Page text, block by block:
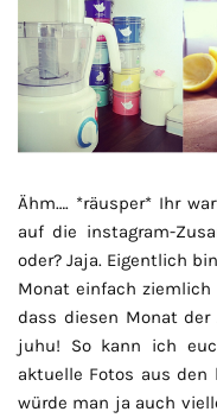
Ähm…. *räusper* Ihr
auf die instagram-
oder? Jaja. Eigentlich
Monat einfach
dass diesen Monat
juhu! So kann ich
aktuelle Fotos aus den
würde man ja auch